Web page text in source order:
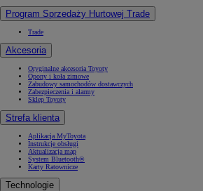
Program Sprzedaży Hurtowej Trade
Trade
Akcesoria
Oryginalne akcesoria Toyoty
Opony i koła zimowe
Zabudowy samochodów dostawczych
Zabezpieczenia i alarmy
Sklep Toyoty
Strefa klienta
Aplikacja MyToyota
Instrukcje obsługi
Aktualizacja map
System Bluetooth®
Karty Ratownicze
Technologie